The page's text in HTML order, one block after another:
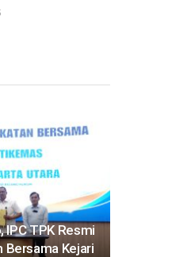
TPK Resmi
Bersama Kejari